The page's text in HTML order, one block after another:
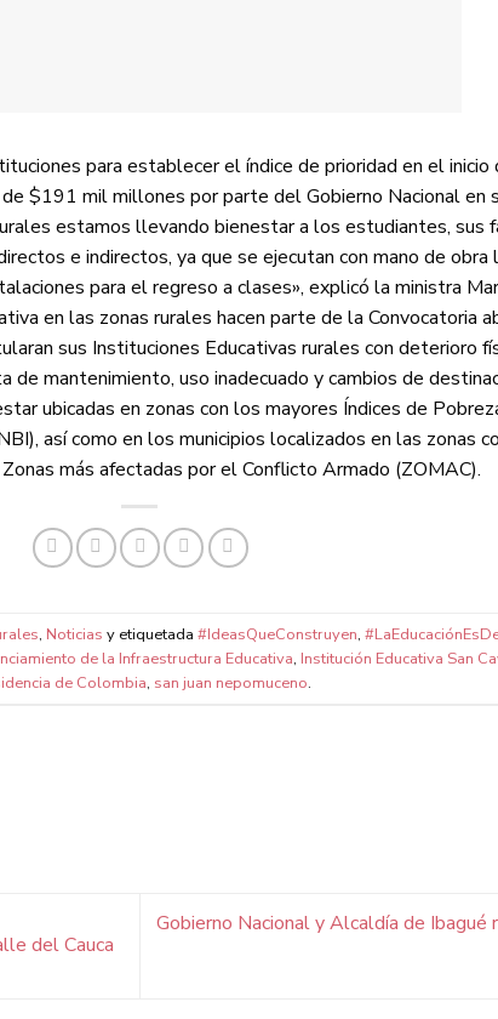
para establecer el índice de prioridad en el
$191 mil millones por parte del Gobierno Nacional en
estamos llevando bienestar a los estudiantes, sus
e indirectos, ya que se ejecutan con mano de obra
para el regreso a clases», explicó la ministra
en las zonas rurales hacen parte de la Convocatoria
sus Instituciones Educativas rurales con deterioro
mantenimiento, uso inadecuado y cambios de
ubicadas en zonas con los mayores Índices de
así como en los municipios localizados en las zonas
más afectadas por el Conflicto Armado (ZOMAC).
, Noticias y etiquetada #IdeasQueConstruyen,
de la Infraestructura Educativa, Institución Educativa San
de Colombia, san juan nepomuceno.
del Cauca
Gobierno Nacional y Alcaldía de Ibagué